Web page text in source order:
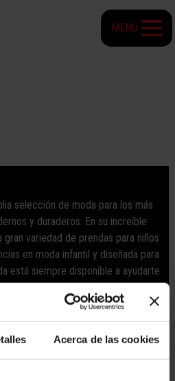
Acerca de las cookies
MENÚ
selección de moda para los más
y duraderos. En su increíble
variedad de prendas para niños
en moda infantil y diseñada para
está siempre disponible a ayudarte
mejores prendas de ropa para
en nuestra planta calle.